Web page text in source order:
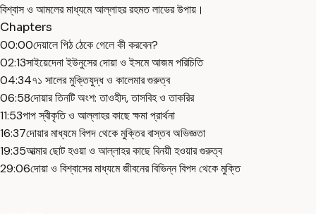
বিশ্বাস ও আমলের মাধ্যমে আল্লাহর রহমত লাভের উপায়।
Chapters
00:00দেয়ালে পিঠ ঠেকে গেলে কী করবেন?
02:13সাইয়েদেনা ইউনুসের দোয়া ও ইসমে আজম পরিচিতি
04:34৭১ সালের মুক্তিযুদ্ধ ও কালেমার গুরুত্ব
06:58দোয়ার তিনটি অংশ: তাওহীদ, তাসবিহ ও তাকরির
11:53পাপ স্বীকৃতি ও আল্লাহর কাছে ক্ষমা প্রার্থনা
16:37দোয়ার মাধ্যমে বিপদ থেকে মুক্তির বাস্তব অভিজ্ঞতা
19:35আত্মার ছোট হওয়া ও আল্লাহর কাছে বিনয়ী হওয়ার গুরুত্ব
29:06দোয়া ও বিশ্বাসের মাধ্যমে জীবনের বিভিন্ন বিপদ থেকে মুক্তি